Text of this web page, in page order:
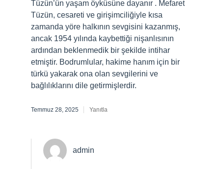
Tüzün’ün yaşam öyküsüne dayanır . Mefaret
Tüzün, cesareti ve girişimciliğiyle kısa
zamanda yöre halkının sevgisini kazanmış,
ancak 1954 yılında kaybettiği nişanlısının
ardından beklenmedik bir şekilde intihar
etmiştir. Bodrumlular, hakime hanım için bir
türkü yakarak ona olan sevgilerini ve
bağlılıklarını dile getirmişlerdir.
Temmuz 28, 2025 Yanıtla
admin